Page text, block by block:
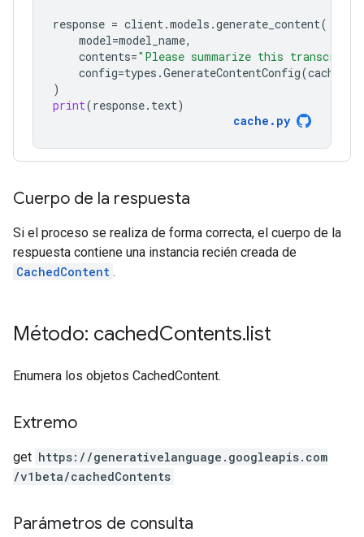
response = client.models .generate_content(
model=model_name,
contents="Please summarize this transcript"
config=types .GenerateContentConfig(
)
print(response. text)
cache . py
Cuerpo de la respuesta
Si el proceso se realiza de forma correcta, el cuerpo de la
respuesta contiene una instancia recién creada de
CachedContent .
Método: cachedContents.list
Enumera los objetos CachedContent.
Extremo
get https: / /generativelanguage.googleapis.com
/v1beta/cachedContents
Parámetros de consulta